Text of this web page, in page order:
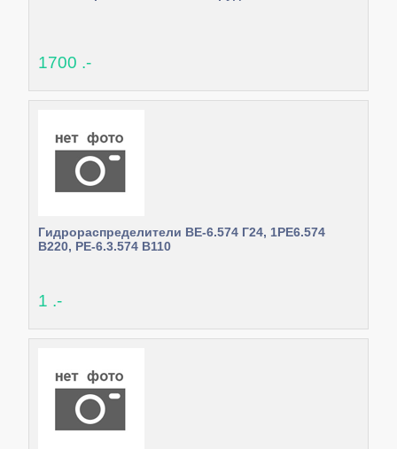
1700 .-
Гидрораспределители ВЕ-6.574 Г24, 1РЕ6.574
В220, РЕ-6.3.574 В110
1 .-